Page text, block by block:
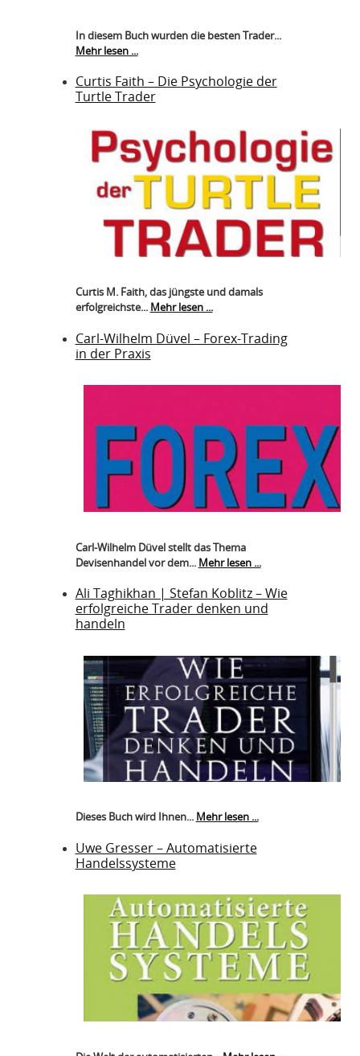
In diesem Buch wurden die besten Trader...
Mehr lesen ...
Curtis Faith – Die Psychologie der
Turtle Trader
Curtis M. Faith, das jüngste und damals
erfolgreichste... Mehr lesen ...
Carl-Wilhelm Düvel – Forex-Trading
in der Praxis
Carl-Wilhelm Düvel stellt das Thema
Devisenhandel vor dem... Mehr lesen ...
Ali Taghikhan | Stefan Koblitz – Wie
erfolgreiche Trader denken und
handeln
Dieses Buch wird Ihnen... Mehr lesen ...
Uwe Gresser – Automatisierte
Handelssysteme